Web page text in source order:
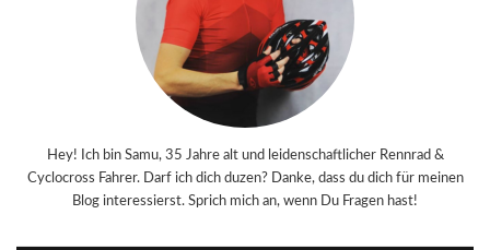
Hey! Ich bin Samu, 35 Jahre alt und leidenschaftlicher Rennrad &
Cyclocross Fahrer. Darf ich dich duzen? Danke, dass du dich für meinen
Blog interessierst. Sprich mich an, wenn Du Fragen hast!